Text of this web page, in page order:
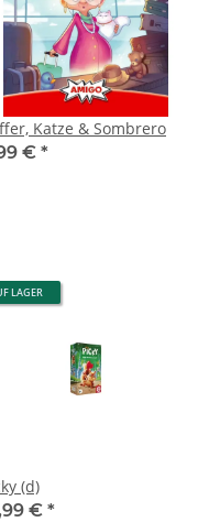
Katze & Sombrero
€ *
LAGER
(d)
€ *